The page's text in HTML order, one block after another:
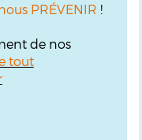
PRÉVENIR !
de nos
tout